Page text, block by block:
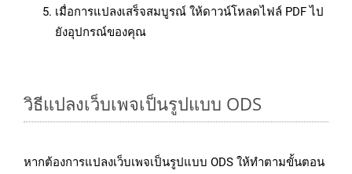
เมื่อการแปลงเสร็จสมบูรณ์ ให้ดาวน์โหลดไฟล์ PDF ไป
ยังอุปกรณ์ของคุณ
วิธีแปลงเว็บเพจเป็นรูปแบบ ODS
หากต้องการแปลงเว็บเพจเป็นรูปแบบ ODS ให้ทำตามขั้นตอน